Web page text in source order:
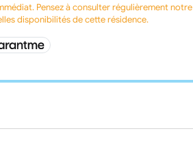
Pensez à consulter régulièrement notre
disponibilités de cette résidence.